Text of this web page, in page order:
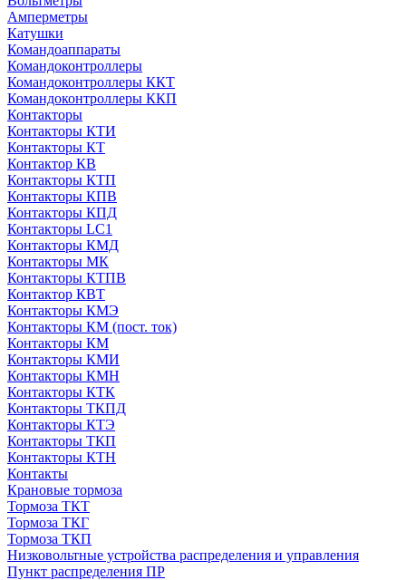
Амперметры
Катушки
Командоаппараты
Командоконтроллеры
Командоконтроллеры ККТ
Командоконтроллеры ККП
Контакторы
Контакторы КТИ
Контакторы КТ
Контактор КВ
Контакторы КТП
Контакторы КПВ
Контакторы КПД
Контакторы LC1
Контакторы КМД
Контакторы МК
Контакторы КТПВ
Контактор КВТ
Контакторы КМЭ
Контакторы КМ (пост. ток)
Контакторы КМ
Контакторы КМИ
Контакторы КМН
Контакторы КТК
Контакторы ТКПД
Контакторы КТЭ
Контакторы ТКП
Контакторы КТН
Контакты
Крановые тормоза
Тормоза ТКТ
Тормоза ТКГ
Тормоза ТКП
Низковольтные устройства распределения и управления
Пункт распределения ПР